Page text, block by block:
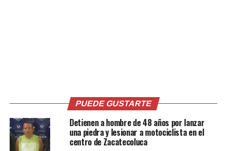
PUEDE GUSTARTE
Detienen a hombre de 48 años por lanzar
una piedra y lesionar a motociclista en el
centro de Zacatecoluca